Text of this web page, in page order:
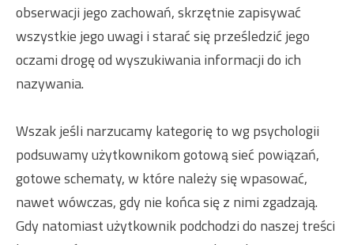
obserwacji jego zachowań, skrzętnie zapisywać
wszystkie jego uwagi i starać się prześledzić jego
oczami drogę od wyszukiwania informacji do ich
nazywania.
Wszak jeśli narzucamy kategorię to wg psychologii
podsuwamy użytkownikom gotową sieć powiązań,
gotowe schematy, w które należy się wpasować,
nawet wówczas, gdy nie końca się z nimi zgadzają.
Gdy natomiast użytkownik podchodzi do naszej treści